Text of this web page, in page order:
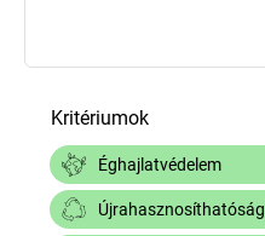
Kritériumok
Éghajlatvédelem
Újrahasznosíthatóság